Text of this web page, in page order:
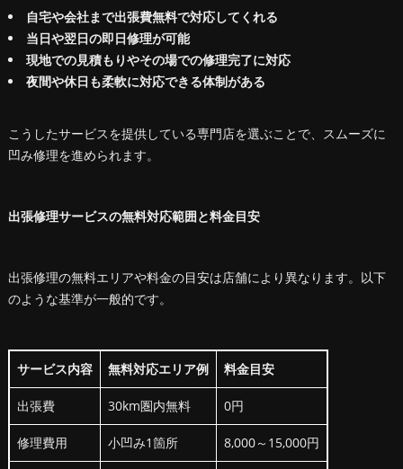
自宅や会社まで出張費無料で対応してくれる
当日や翌日の即日修理が可能
現地での見積もりやその場での修理完了に対応
夜間や休日も柔軟に対応できる体制がある
こうしたサービスを提供している専門店を選ぶことで、スムーズに
凹み修理を進められます。
出張修理サービスの無料対応範囲と料金目安
出張修理の無料エリアや料金の目安は店舗により異なります。以下
のような基準が一般的です。
サービス内容 無料対応エリア例 料金目安
出張費 30km圏内無料 0円
修理費用 小凹み1箇所 8,000～15,000円